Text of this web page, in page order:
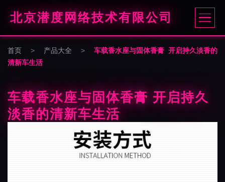
北京潜度网络技术有限公司
首页 > 产品大全 >
车载香水座与固体香膏 开启持久淡香的
清新车生活
车载香水座与固体香膏 开启持久
淡香的清新车生活